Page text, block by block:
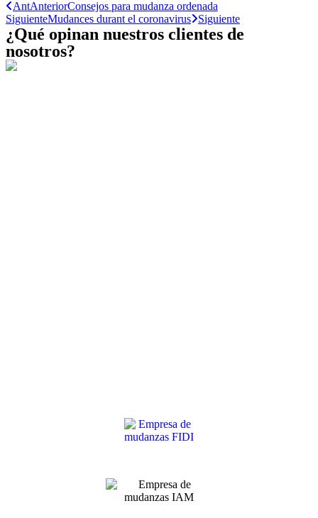
AntAnteriorConsejos para mudanza ordenada
SiguienteMudances durant el coronavirus Siguiente
¿Qué opinan nuestros clientes de
nosotros?